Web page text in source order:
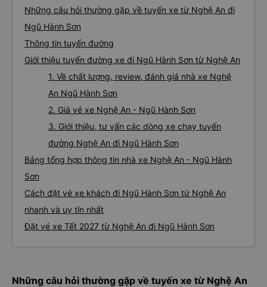
Những câu hỏi thường gặp về tuyến xe từ Nghệ An đi
Ngũ Hành Sơn
Thông tin tuyến đường
Giới thiệu tuyến đường xe đi Ngũ Hành Sơn từ Nghệ An
1. Về chất lượng, review, đánh giá nhà xe Nghệ
An Ngũ Hành Sơn
2. Giá vé xe Nghệ An - Ngũ Hành Sơn
3. Giới thiệu, tư vấn các dòng xe chạy tuyến
đường Nghệ An đi Ngũ Hành Sơn
Bảng tổng hợp thông tin nhà xe Nghệ An - Ngũ Hành
Sơn
Cách đặt vé xe khách đi Ngũ Hành Sơn từ Nghệ An
nhanh và uy tín nhất
Đặt vé xe Tết 2027 từ Nghệ An đi Ngũ Hành Sơn
Những câu hỏi thường gặp về tuyến xe từ Nghệ An